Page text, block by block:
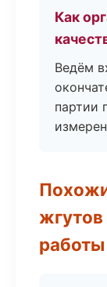
Как
Ведём
партии
работы